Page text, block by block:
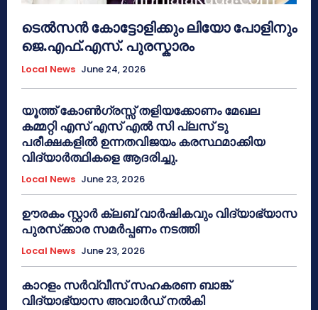
ടെൽസൻ കോട്ടോളിക്കും ലിയോ പോളിനും
ജെ.എഫ്.എസ്. പുരസ്കാരം
Local News June 24, 2026
യൂത്ത് കോൺഗ്രസ്സ് തളിയക്കോണം മേഖല
കമ്മറ്റി എസ് എസ് എൽ സി പ്ലസ് ടു
പരീക്ഷകളിൽ ഉന്നതവിജയം കരസ്ഥമാക്കിയ
വിദ്യാർത്ഥികളെ ആദരിച്ചു.
Local News June 23, 2026
ഊരകം സ്റ്റാർ ക്ലബ് വാർഷികവും വിദ്യാഭ്യാസ
പുരസ്‌ക്കാര സമർപ്പണം നടത്തി
Local News June 23, 2026
കാറളം സർവ്വീസ് സഹകരണ ബാങ്ക്
വിദ്യാഭ്യാസ അവാർഡ് നൽകി